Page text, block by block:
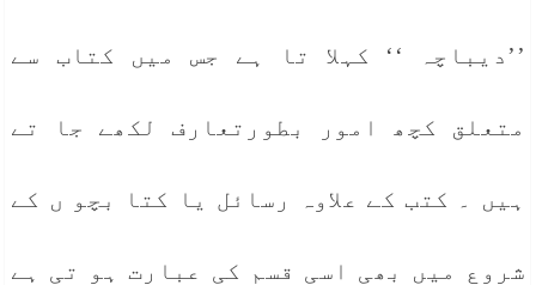
’’دیباچہ ‘‘ کہلا تا ہے جس میں کتاب سے
متعلق کچھ امور بطورتعارف لکھے جا تے
ہیں ۔ کتب کے علاوہ رسائل یا کتا بچو ں کے
شروع میں بھی اسی قسم کی عبارت ہو تی ہے